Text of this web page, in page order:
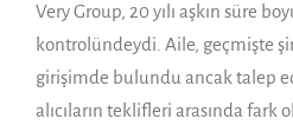
Very Group, 20 yılı aşkın süre
kontrolündeydi. Aile, geçmişte
girişimde bulundu ancak talep
alıcıların teklifleri arasında fark